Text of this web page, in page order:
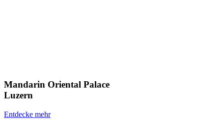
Mandarin Oriental Palace
Luzern
Entdecke mehr